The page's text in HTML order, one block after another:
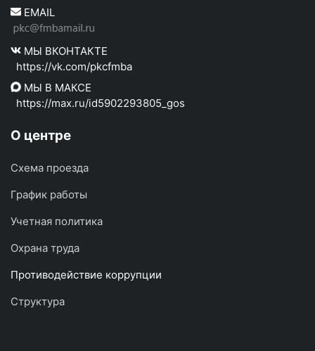
EMAIL
МЫ ВКОНТАКТЕ
https://vk.com/pkcfmba
МЫ В МАКСЕ
https://max.ru/id5902293805_gos
О центре
Схема проезда
График работы
Учетная политика
Охрана труда
Противодействие коррупции
Структура